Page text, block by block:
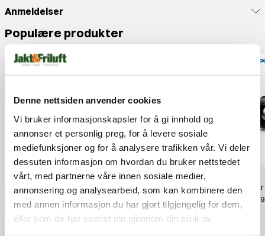
Denne nettsiden anvender cookies
Vi bruker informasjonskapsler for å gi innhold og
annonser et personlig preg, for å levere sosiale
mediefunksjoner og for å analysere trafikken vår. Vi deler
dessuten informasjon om hvordan du bruker nettstedet
vårt, med partnerne våre innen sosiale medier,
annonsering og analysearbeid, som kan kombinere den
med annen informasjon du har gjort tilgjengelig for dem,
eller som de har samlet inn gjennom din bruk av
Anmeldelser
Populære produkter
Leupold Alumina Flip Back Lens
Cover - Standard EP
kr 1 200,00
Leupold Alumina Flip Back Lens
Cover - 50mm
kr 1 320,00
kr 44